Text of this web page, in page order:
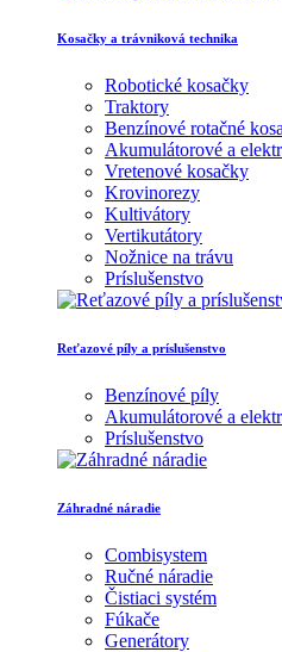
Kosačky a trávniková technika
Robotické kosačky
Traktory
Benzínové rotačné
Akumulátorové a
Vretenové kosačky
Krovinorezy
Kultivátory
Vertikutátory
Nožnice na trávu
Príslušenstvo
Reťazové píly a príslušenstvo
Benzínové píly
Akumulátorové a
Príslušenstvo
Záhradné náradie
Combisystem
Ručné náradie
Čistiaci systém
Fúkače
Generátory